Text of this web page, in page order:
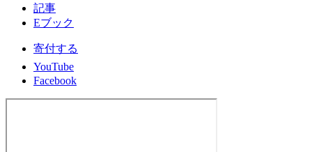
記事
Eブック
寄付する
YouTube
Facebook